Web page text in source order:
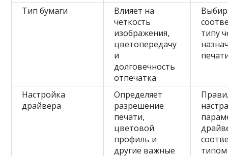
Тип бумаги
Влияет на
четкость
изображения,
цветопередачу
и
долговечность
отпечатка
типу
Настройка
драйвера
Определяет
разрешение
печати,
цветовой
профиль и
другие важные
типом